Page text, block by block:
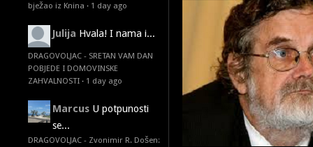
bježao iz Knina · 1 day ago
Julija Hvala! I nama i...
DRAGOVOLJAC - SRETAN VAM DAN
POBJEDE I DOMOVINSKE
ZAHVALNOSTI · 1 day ago
Marcus U potpunosti
se...
DRAGOVOLJAC - Zvonimir R. Došen: